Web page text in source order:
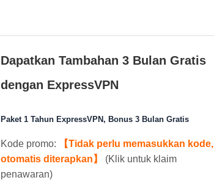
Dapatkan Tambahan 3 Bulan Gratis
dengan ExpressVPN
Paket 1 Tahun ExpressVPN, Bonus 3 Bulan Gratis
Kode promo:
【Tidak perlu memasukkan kode,
otomatis diterapkan】
(Klik untuk klaim
penawaran)